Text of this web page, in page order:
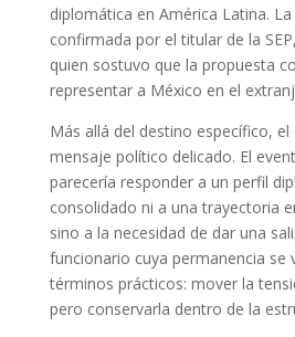
diplomática en América Latina.
confirmada por el titular de la SEP,
quien sostuvo que la propuesta
representar a México en el
Más allá del destino específico,
mensaje político delicado. El
parecería responder a un perfil
consolidado ni a una trayectoria
sino a la necesidad de dar una
funcionario cuya permanencia se
términos prácticos: mover la
pero conservarla dentro de la